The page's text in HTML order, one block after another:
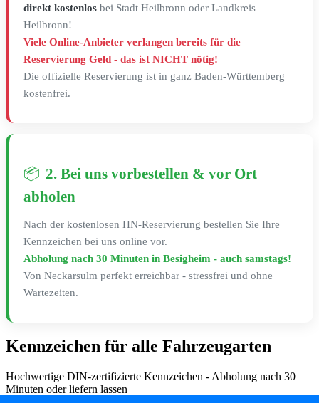
direkt kostenlos bei Stadt Heilbronn oder Landkreis
Heilbronn!
Viele Online-Anbieter verlangen bereits für die
Reservierung Geld - das ist NICHT nötig!
Die offizielle Reservierung ist in ganz Baden-Württemberg
kostenfrei.
📦 2. Bei uns vorbestellen & vor Ort
abholen
Nach der kostenlosen HN-Reservierung bestellen Sie Ihre
Kennzeichen bei uns online vor.
Abholung nach 30 Minuten in Besigheim - auch samstags!
Von Neckarsulm perfekt erreichbar - stressfrei und ohne
Wartezeiten.
Kennzeichen für alle Fahrzeugarten
Hochwertige DIN-zertifizierte Kennzeichen - Abholung nach 30
Minuten oder liefern lassen